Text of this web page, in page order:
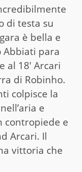
di testa su
è bella e
Abbiati para
al 18′ Arcari
di Robinho.
colpisce la
e
contropiede e
Arcari. Il
vittoria che